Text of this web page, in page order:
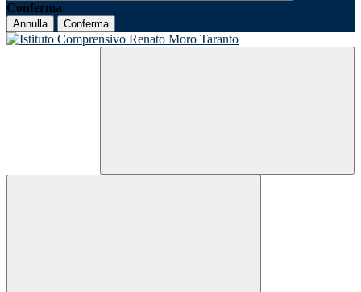
Conferma
Annulla Conferma